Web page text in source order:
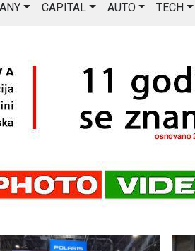
CAPITAL AUTO TECH